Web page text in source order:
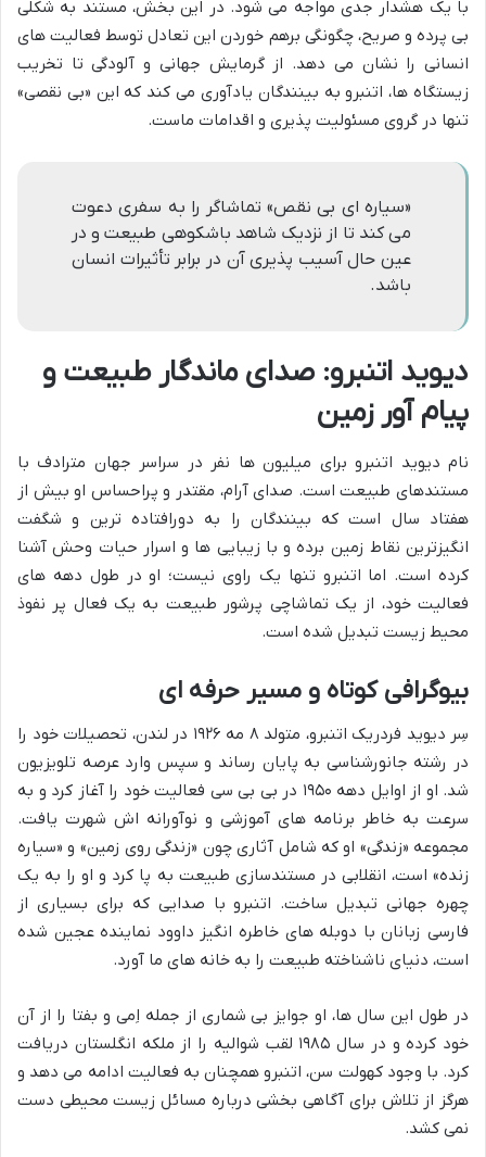
با یک هشدار جدی مواجه می شود. در این بخش، مستند به شکلی
بی پرده و صریح، چگونگی برهم خوردن این تعادل توسط فعالیت های
انسانی را نشان می دهد. از گرمایش جهانی و آلودگی تا تخریب
زیستگاه ها، اتنبرو به بینندگان یادآوری می کند که این «بی نقصی»
تنها در گروی مسئولیت پذیری و اقدامات ماست.
«سیاره ای بی نقص» تماشاگر را به سفری دعوت
می کند تا از نزدیک شاهد باشکوهی طبیعت و در
عین حال آسیب پذیری آن در برابر تأثیرات انسان
باشد.
دیوید اتنبرو: صدای ماندگار طبیعت و
پیام آور زمین
نام دیوید اتنبرو برای میلیون ها نفر در سراسر جهان مترادف با
مستندهای طبیعت است. صدای آرام، مقتدر و پراحساس او بیش از
هفتاد سال است که بینندگان را به دورافتاده ترین و شگفت
انگیزترین نقاط زمین برده و با زیبایی ها و اسرار حیات وحش آشنا
کرده است. اما اتنبرو تنها یک راوی نیست؛ او در طول دهه های
فعالیت خود، از یک تماشاچی پرشور طبیعت به یک فعال پر نفوذ
محیط زیست تبدیل شده است.
بیوگرافی کوتاه و مسیر حرفه ای
سِر دیوید فردریک اتنبرو، متولد ۸ مه ۱۹۲۶ در لندن، تحصیلات خود را
در رشته جانورشناسی به پایان رساند و سپس وارد عرصه تلویزیون
شد. او از اوایل دهه ۱۹۵۰ در بی بی سی فعالیت خود را آغاز کرد و به
سرعت به خاطر برنامه های آموزشی و نوآورانه اش شهرت یافت.
مجموعه «زندگی» او که شامل آثاری چون «زندگی روی زمین» و «سیاره
زنده» است، انقلابی در مستندسازی طبیعت به پا کرد و او را به یک
چهره جهانی تبدیل ساخت. اتنبرو با صدایی که برای بسیاری از
فارسی زبانان با دوبله های خاطره انگیز داوود نماینده عجین شده
است، دنیای ناشناخته طبیعت را به خانه های ما آورد.
در طول این سال ها، او جوایز بی شماری از جمله اِمی و بفتا را از آن
خود کرده و در سال ۱۹۸۵ لقب شوالیه را از ملکه انگلستان دریافت
کرد. با وجود کهولت سن، اتنبرو همچنان به فعالیت ادامه می دهد و
هرگز از تلاش برای آگاهی بخشی درباره مسائل زیست محیطی دست
نمی کشد.